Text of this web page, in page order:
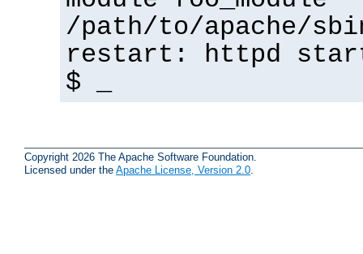
/path/to/apache/
restart: httpd
$ _
Copyright 2026 The Apache Software Foundation.
Licensed under the Apache License, Version 2.0